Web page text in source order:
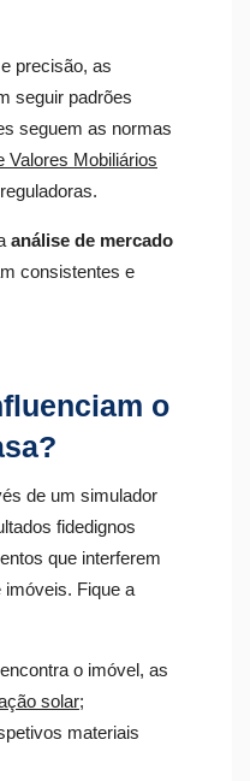
precisão, as
seguir padrões
seguem as normas
Valores Mobiliários
análise de mercado
consistentes e
o
de um simulador
fidedignos
que interferem
imóveis. Fique a
o imóvel, as
solar;
materiais